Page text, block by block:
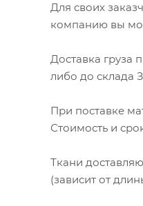
Для своих
компанию вы
Доставка груза
либо до склада
При поставке
Стоимость и
Ткани
(зависит от